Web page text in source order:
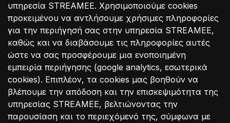
υπηρεσία STREAMEE. Χρησιμοποιούμε cookies
προκειμένου να αντλήσουμε χρήσιμες πληροφορίες
για την περιήγησή σας στην υπηρεσία STREAMEE,
καθώς και να διαβάσουμε τις πληροφορίες αυτές
ώστε να σας προσφέρουμε μια ενοποιημένη
εμπειρία περιήγησης (google analytics, εσωτερικά
cookies). Επιπλέον, τα cookies μας βοηθούν να
βλέπουμε την απόδοση και την επισκεψιμότητα της
υπηρεσίας STREAMEE, βελτιώνοντας την
παρουσίαση και το περιεχόμενό της, σύμφωνα με